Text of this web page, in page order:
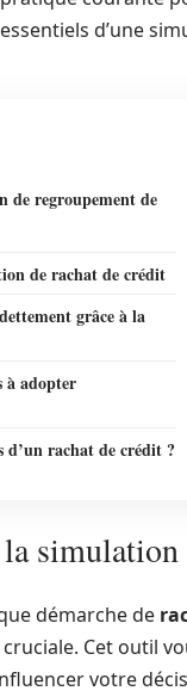
d’une
de regroupement de
de rachat de crédit
grâce à la
à adopter
d’un rachat de crédit ?
démarche de
cruciale. Cet outil
votre